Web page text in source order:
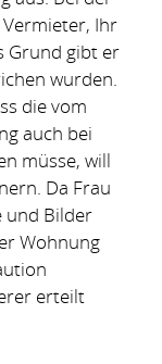
Ihr
Grund gibt er
wurden.
die vom
auch bei
müsse, will
Da Frau
und Bilder
Wohnung
erteilt